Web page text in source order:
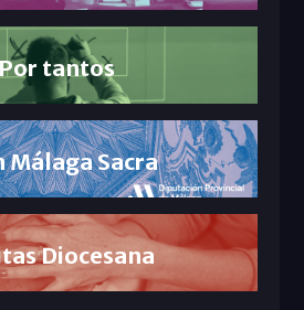
Por tantos
Málaga Sacra
Diocesana